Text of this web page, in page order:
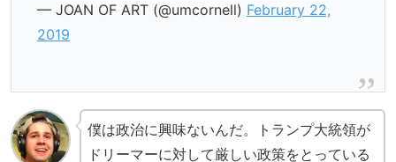
— JOAN OF ART (@umcornell) February 22,
2019
僕は政治に興味ないんだ。トランプ大統領が
ドリーマーに対して厳しい政策をとっている